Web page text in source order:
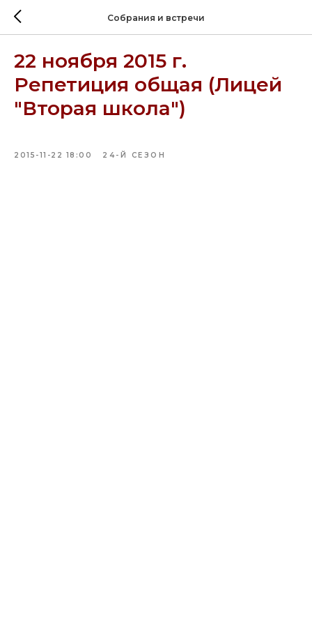
Собрания и встречи
22 ноября 2015 г.
Репетиция общая (Лицей
"Вторая школа")
2015-11-22 18:00 24-Й СЕЗОН